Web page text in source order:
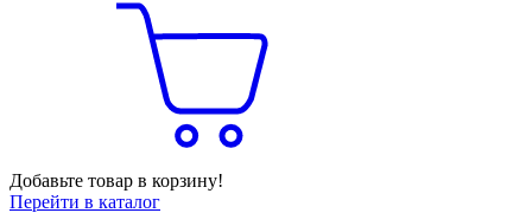
Добавьте товар в корзину!
Перейти в каталог